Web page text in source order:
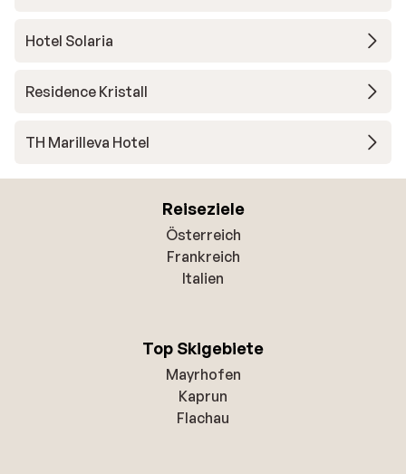
Hotel Solaria
Residence Kristall
TH Marilleva Hotel
Reiseziele
Österreich
Frankreich
Italien
Top Skigebiete
Mayrhofen
Kaprun
Flachau